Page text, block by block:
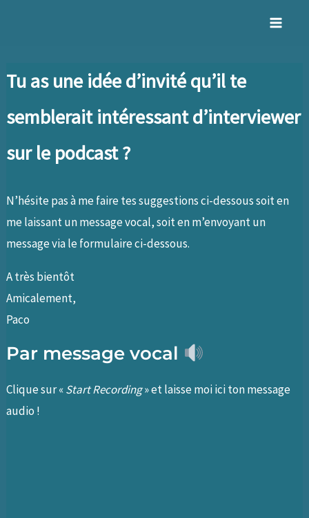
Tu as une idée d’invité qu’il te
semblerait intéressant d’interviewer
sur le podcast ?
N’hésite pas à me faire tes suggestions ci-dessous soit en
me laissant un message vocal, soit en m’envoyant un
message via le formulaire ci-dessous.
A très bientôt
Amicalement,
Paco
Par message vocal
Clique sur «Start Recording» et laisse moi ici ton message
audio !